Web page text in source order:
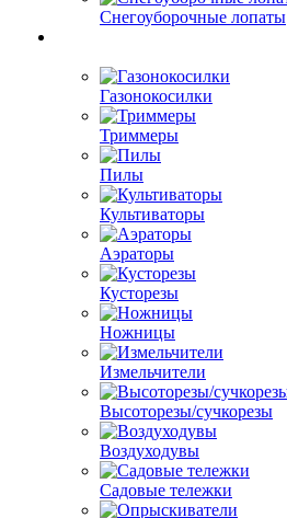
Снегоуборочные лопаты
Газонокосилки
Триммеры
Пилы
Культиваторы
Аэраторы
Кусторезы
Ножницы
Измельчители
Высоторезы/сучкорезы
Воздуходувы
Садовые тележки